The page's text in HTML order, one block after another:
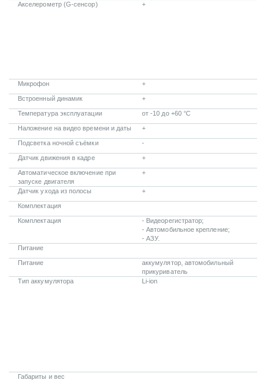
Акселерометр (G-сенсор) +
Микрофон +
Встроенный динамик +
Температура эксплуатации от -10 до +60 °С
Наложение на видео времени и даты +
Подсветка ночной съёмки -
Датчик движения в кадре +
Автоматическое включение при
запуске двигателя
+
Датчик ухода из полосы +
Комплектация
Комплектация
- Видеорегистратор;
- Автомобильное крепление;
- АЗУ.
Питание
Питание
аккумулятор, автомобильный
прикуриватель
Тип аккумулятора
Li-ion
Габариты и вес